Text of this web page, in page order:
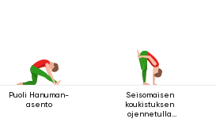
Puoli Hanuman-
asento
Seisomaisen
koukistuksen
ojennetulla